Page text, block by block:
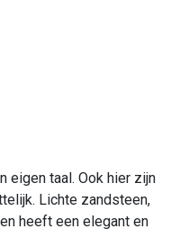
eigen taal. Ook hier zijn
Lichte zandsteen,
heeft een elegant en